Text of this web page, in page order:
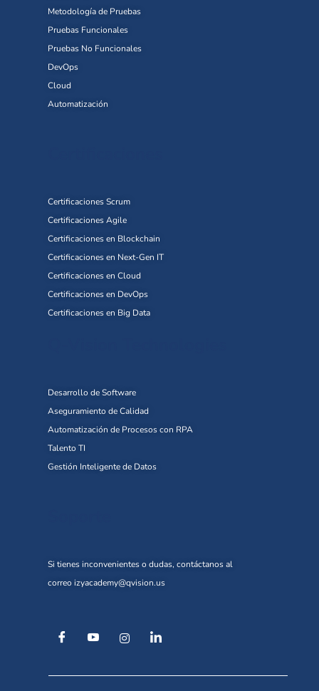
Metodología de Pruebas
Pruebas Funcionales
Pruebas No Funcionales
DevOps
Cloud
Automatización
Certificaciones Scrum
Certificaciones Agile
Certificaciones en Blockchain
Certificaciones en Next-Gen IT
Certificaciones en Cloud
Certificaciones en DevOps
Certificaciones en Big Data
Desarrollo de Software
Aseguramiento de Calidad
Automatización de Procesos con RPA
Talento TI
Gestión Inteligente de Datos
Si tienes inconvenientes o dudas, contáctanos al
correo izyacademy@qvision.us